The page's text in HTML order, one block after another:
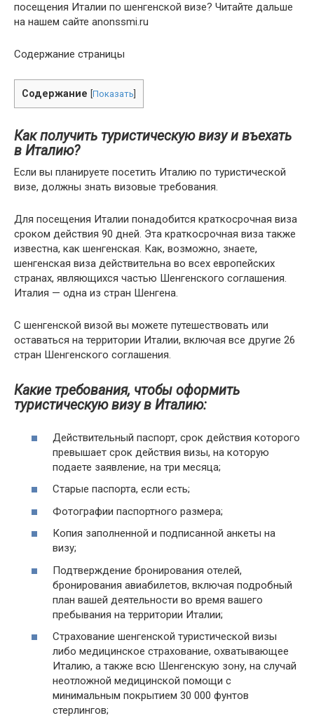
посещения Италии по шенгенской визе? Читайте дальше
на нашем сайте anonssmi.ru
Содержание страницы
Содержание Показать
Как получить туристическую визу и въехать
в Италию?
Если вы планируете посетить Италию по туристической
визе, должны знать визовые требования.
Для посещения Италии понадобится краткосрочная виза
сроком действия 90 дней. Эта краткосрочная виза также
известна, как шенгенская. Как, возможно, знаете,
шенгенская виза действительна во всех европейских
странах, являющихся частью Шенгенского соглашения.
Италия — одна из стран Шенгена.
С шенгенской визой вы можете путешествовать или
оставаться на территории Италии, включая все другие 26
стран Шенгенского соглашения.
Какие требования, чтобы оформить
туристическую визу в Италию:
Действительный паспорт, срок действия которого
превышает срок действия визы, на которую
подаете заявление, на три месяца;
Старые паспорта, если есть;
Фотографии паспортного размера;
Копия заполненной и подписанной анкеты на
визу;
Подтверждение бронирования отелей,
бронирования авиабилетов, включая подробный
план вашей деятельности во время вашего
пребывания на территории Италии;
Страхование шенгенской туристической визы
либо медицинское страхование, охватывающее
Италию, а также всю Шенгенскую зону, на случай
неотложной медицинской помощи с
минимальным покрытием 30 000 фунтов
стерлингов;